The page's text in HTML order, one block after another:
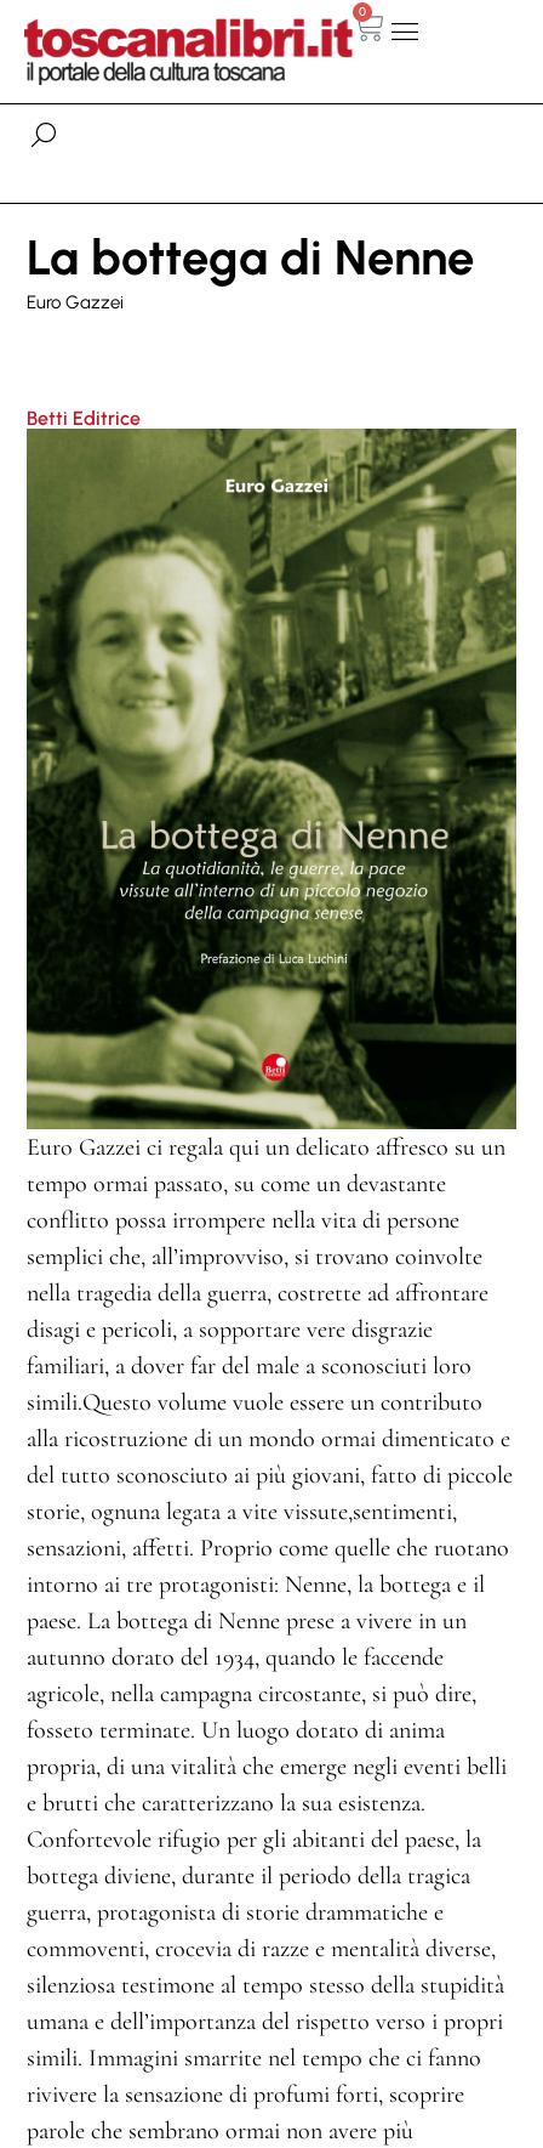
0
La bottega di Nenne
Euro Gazzei
Betti Editrice
Euro Gazzei ci regala qui un delicato affresco su un
tempo ormai passato, su come un devastante
conflitto possa irrompere nella vita di persone
semplici che, all’improvviso, si trovano coinvolte
nella tragedia della guerra, costrette ad affrontare
disagi e pericoli, a sopportare vere disgrazie
familiari, a dover far del male a sconosciuti loro
simili.Questo volume vuole essere un contributo
alla ricostruzione di un mondo ormai dimenticato e
del tutto sconosciuto ai più giovani, fatto di piccole
storie, ognuna legata a vite vissute,sentimenti,
sensazioni, affetti. Proprio come quelle che ruotano
intorno ai tre protagonisti: Nenne, la bottega e il
paese. La bottega di Nenne prese a vivere in un
autunno dorato del 1934, quando le faccende
agricole, nella campagna circostante, si può dire,
fosseto terminate. Un luogo dotato di anima
propria, di una vitalità che emerge negli eventi belli
e brutti che caratterizzano la sua esistenza.
Confortevole rifugio per gli abitanti del paese, la
bottega diviene, durante il periodo della tragica
guerra, protagonista di storie drammatiche e
commoventi, crocevia di razze e mentalità diverse,
silenziosa testimone al tempo stesso della stupidità
umana e dell’importanza del rispetto verso i propri
simili. Immagini smarrite nel tempo che ci fanno
rivivere la sensazione di profumi forti, scoprire
parole che sembrano ormai non avere più